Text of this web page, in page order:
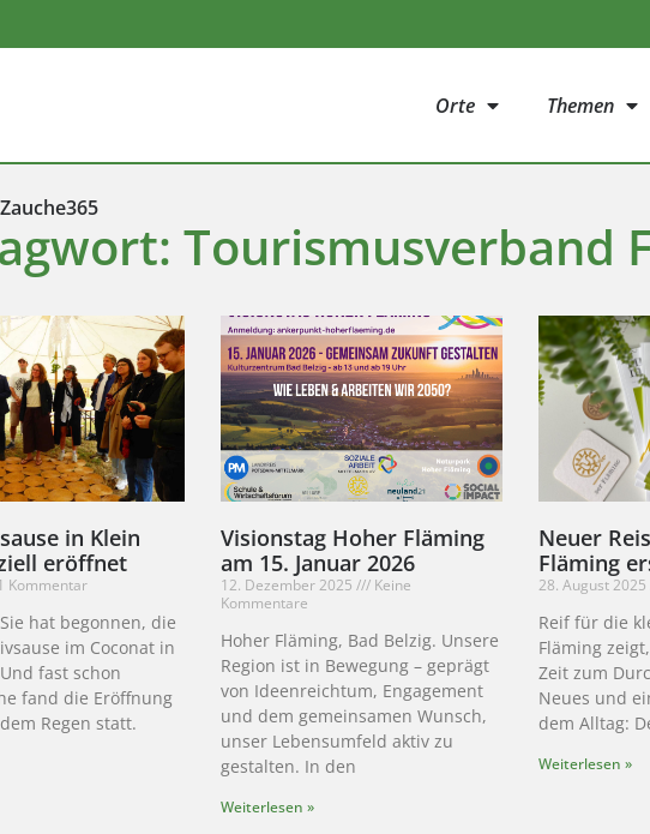
Orte Themen
Tourismusverband
in Klein
eröffnet
Kommentar
hat begonnen, die
im Coconat in
fast schon
fand die Eröffnung
Regen statt.
Visionstag Hoher Fläming
am 15. Januar 2026
12. Dezember 2025
Keine
Kommentare
Hoher Fläming, Bad Belzig. Unsere
Region ist in Bewegung – geprägt
von Ideenreichtum, Engagement
und dem gemeinsamen Wunsch,
unser Lebensumfeld aktiv zu
gestalten. In den
Weiterlesen »
Neuer
Fläming
28. August 2025
Reif für die
Fläming
Zeit zum
Neues und
dem Alltag:
Weiterlesen »